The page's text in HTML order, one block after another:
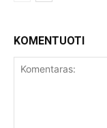
KOMENTUOTI